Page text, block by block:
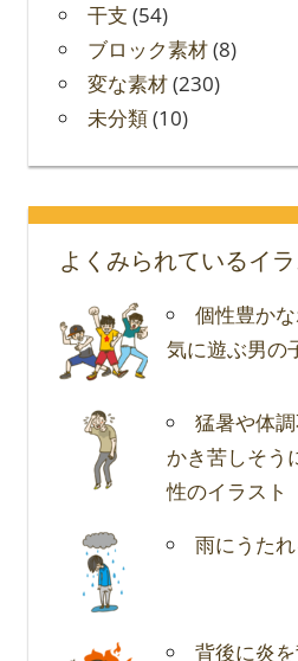
干支 (54)
ブロック素材(8)
変な素材(230)
未分類(10)
よくみられているイ
個性豊か
気に遊ぶ男の
猛暑や体
かき苦しそう
性のイラスト
雨にうた
背後に炎